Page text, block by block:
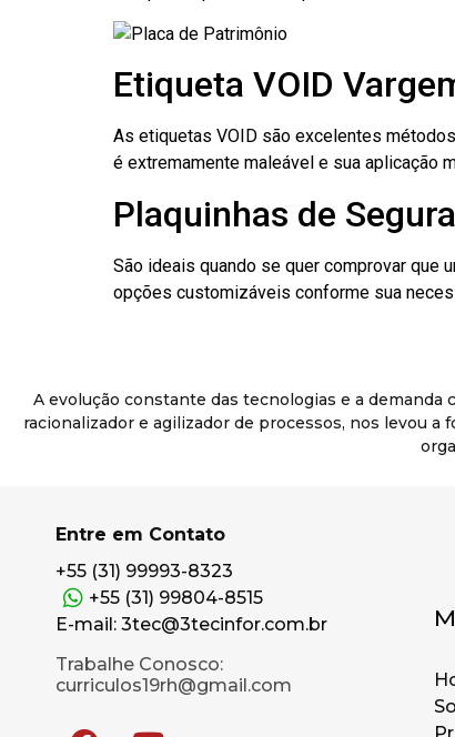
Etiqueta VOID
As etiquetas VOID são excelentes
é extremamente maleável e sua aplicação
Plaquinhas de
São ideais quando se quer comprovar que
opções customizáveis conforme sua
A evolução constante das tecnologias e a
racionalizador e agilizador de processos, nos levou
Entre em Contato
+55 (31) 99993-8323
+55 (31) 99804-8515
E-mail: 3tec@3tecinfor.com.br
Trabalhe Conosco:
curriculos19rh@gmail.com